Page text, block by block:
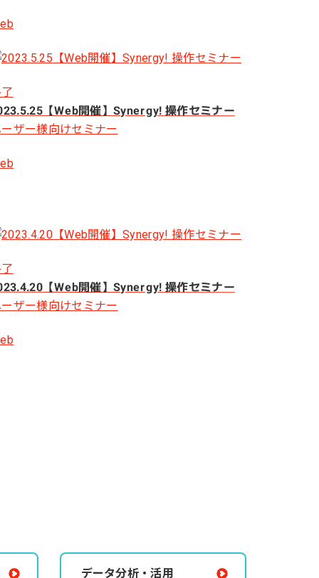
【Web開催】Synergy! 操作セミナー
ザー様向けセミナー
【Web開催】Synergy! 操作セミナー
ザー様向けセミナー
データ分析・活用